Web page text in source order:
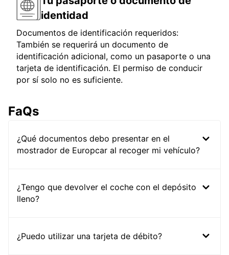
identidad
Documentos de identificación requeridos:
También se requerirá un documento de
identificación adicional, como un pasaporte o una
tarjeta de identificación. El permiso de conducir
por sí solo no es suficiente.
FaQs
¿Qué documentos debo presentar en el
mostrador de Europcar al recoger mi vehículo?
¿Tengo que devolver el coche con el depósito
lleno?
¿Puedo utilizar una tarjeta de débito?